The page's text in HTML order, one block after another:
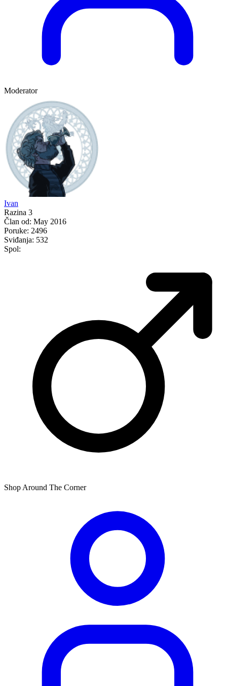
Moderator
Ivan
Razina 3
Član od: May 2016
Poruke: 2496
Sviđanja: 532
Spol:
Shop Around The Corner